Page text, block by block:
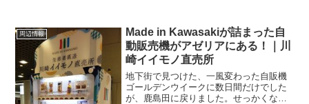
周辺情報
Made in Kawasakiが詰まった自
動販売機がアゼリアにある！｜川
崎イイモノ直売所
地下街で見つけた、一風変わった自販機
ゴールデンウイークに数日間だけでした
が、鹿島田に戻りました。せっかくなの